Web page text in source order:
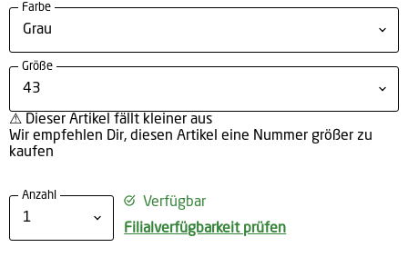
Farbe
Größe
⚠ Dieser Artikel fällt kleiner aus
Wir empfehlen Dir, diesen Artikel eine Nummer größer zu
kaufen
Anzahl
Verfügbar
Filialverfügbarkeit prüfen